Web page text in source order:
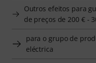
Outros efeitos para
de preços de 200 € -
para o grupo de
eléctrica